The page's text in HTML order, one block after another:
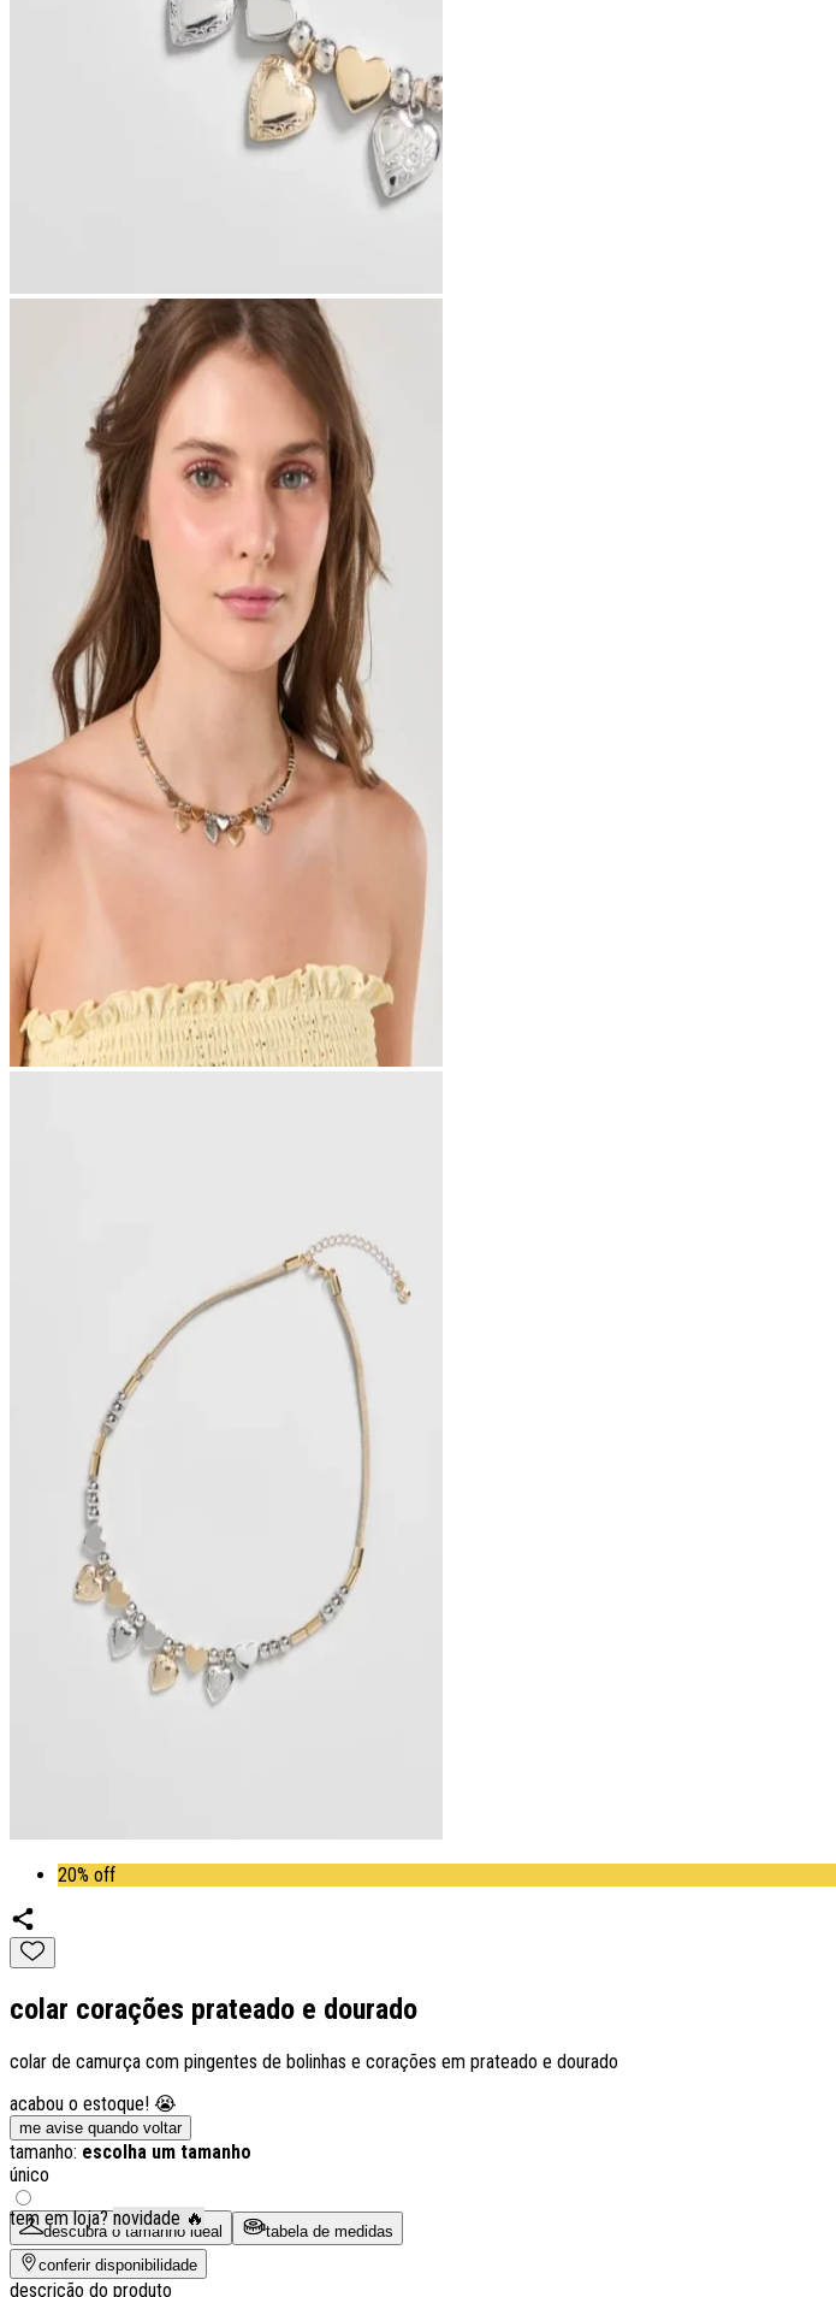
20% off
colar corações prateado e dourado
colar de camurça com pingentes de bolinhas e corações em prateado e dourado
acabou o estoque! 😭
me avise quando voltar
tamanho: escolha um tamanho
único
descubra o tamanho ideal tabela de medidas
tem em loja? novidade 🔥
conferir disponibilidade
descrição do produto